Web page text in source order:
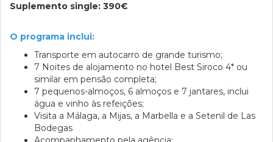
Suplemento single: 390€
O programa inclui:
Transporte em autocarro de grande turismo;
7 Noites de alojamento no hotel Best Siroco 4* ou
similar em pensão completa;
7 pequenos-almoços, 6 almoços e 7 jantares, inclui
água e vinho às refeições;
Visita a Málaga, a Mijas, a Marbella e a Setenil de Las
Bodegas